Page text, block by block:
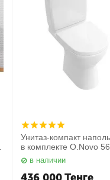
Унитаз-компакт
в комплекте O.Novo
01 Villeroy&Boch
в наличии